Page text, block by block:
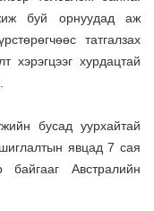
буй орнуудад аж
татгалзах
хэрэгцээг хурдацтай
бусад уурхайтай
явцад 7 сая
Австралийн